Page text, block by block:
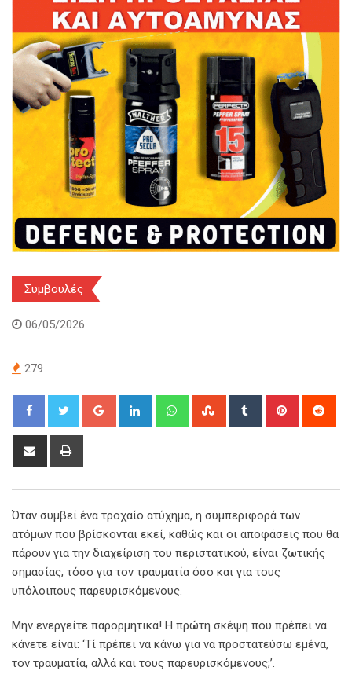
Συμβουλές
06/05/2026
279
Google+ LinkedIn WhatsappStumbleUpon
Tumblr Pinterest
Share
Όταν συμβεί ένα τροχαίο ατύχημα, η συμπεριφορά των
ατόμων που βρίσκονται εκεί, καθώς και οι αποφάσεις που θα
πάρουν για την διαχείριση του περιστατικού, είναι ζωτικής
σημασίας, τόσο για τον τραυματία όσο και για τους
υπόλοιπους παρευρισκόμενους.
Μην ενεργείτε παρορμητικά! Η πρώτη σκέψη που πρέπει να
κάνετε είναι: ‘Τί πρέπει να κάνω για να προστατεύσω εμένα,
τον τραυματία, αλλά και τους παρευρισκόμενους;’.